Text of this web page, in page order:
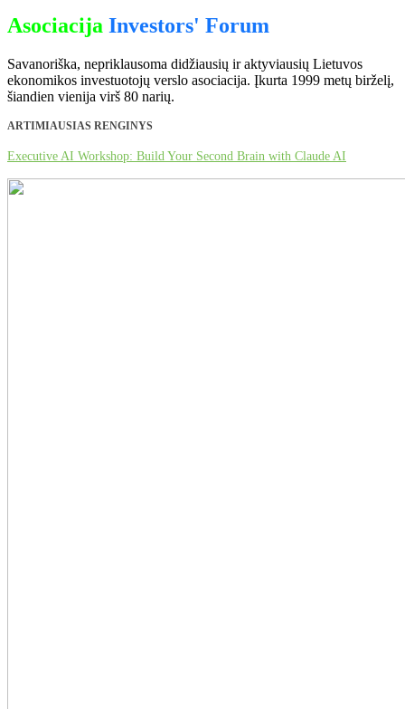
Asociacija Investors' Forum
Savanoriška, nepriklausoma didžiausių ir aktyviausių Lietuvos
ekonomikos investuotojų verslo asociacija. Įkurta 1999 metų birželį,
šiandien vienija virš 80 narių.
ARTIMIAUSIAS RENGINYS
Executive AI Workshop: Build Your Second Brain with Claude AI